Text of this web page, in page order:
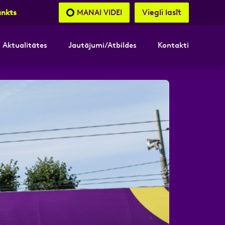
MANAI VIDEI Viegli lasīt
Aktualitātes Jautājumi/Atbildes Kontakti